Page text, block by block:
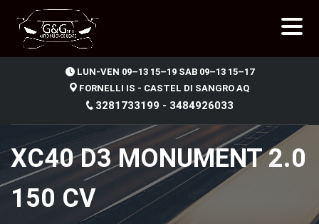
LUN-VEN 09–13 15–19 SAB 09–13 15–17
FORNELLI IS - CASTEL DI SANGRO AQ
3281733199 - 3484926033
XC40 D3 MONUMENT 2.0
150 CV